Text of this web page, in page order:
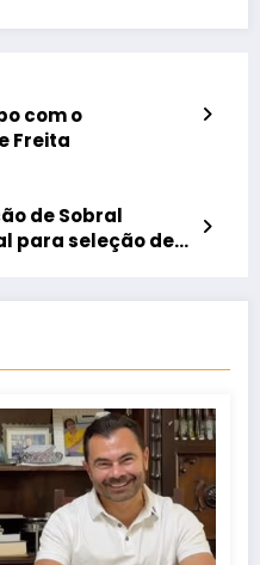
com o
Freita
de Sobral
para seleção de